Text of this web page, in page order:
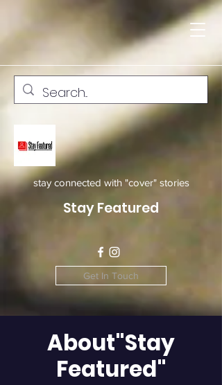
stay connected with "cover" stories
Stay Featured
Get In Touch
About"Stay
Featured"